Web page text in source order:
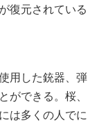
復元されている
用した銃器、弾
ができる。桜、
は多くの人でに